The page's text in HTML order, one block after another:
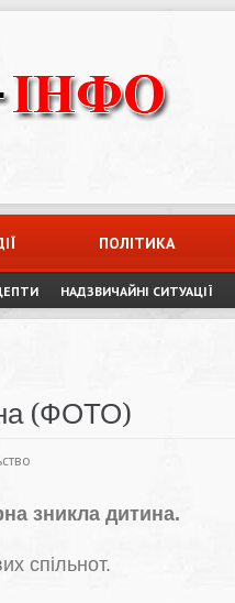
ПОЛІТИКА
НАДЗВИЧАЙНІ СИТУАЦІЇ
(ФОТО)
зникла дитина.
спільнот.